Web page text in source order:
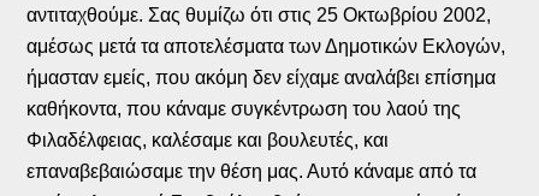
αντιταχθούμε. Σας θυμίζω ότι στις 25 Οκτωβρίου 2002,
αμέσως μετά τα αποτελέσματα των Δημοτικών Εκλογών,
ήμασταν εμείς, που ακόμη δεν είχαμε αναλάβει επίσημα
καθήκοντα, που κάναμε συγκέντρωση του λαού της
Φιλαδέλφειας, καλέσαμε και βουλευτές, και
επαναβεβαιώσαμε την θέση μας. Αυτό κάναμε από τα